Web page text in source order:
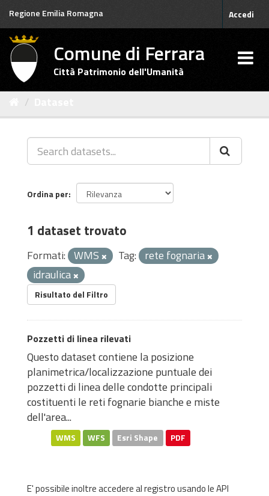
Salta
contenuto
Regione Emilia Romagna Accedi
Comune di Ferrara
Città Patrimonio dell'Umanità
Ordina per
1 dataset trovato
Formati: WMS Tag: rete fognaria
idraulica
Risultato del Filtro
Pozzetti di linea rilevati
Questo dataset contiene la posizione
planimetrica/localizzazione puntuale dei
pozzetti di linea delle condotte principali
costituenti le reti fognarie bianche e miste
dell'area...
WMS WFS Esri Shape PDF
E' possibile inoltre accedere al registro usando leAPI